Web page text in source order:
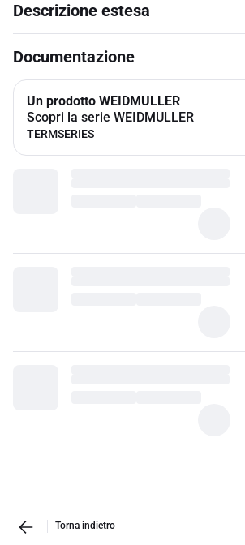
Descrizione estesa
Documentazione
Un prodotto WEIDMULLER
Scopri la serie WEIDMULLER
TERMSERIES
Torna indietro